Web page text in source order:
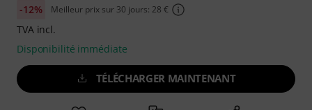
-12% Meilleur prix sur 30 jours: 28 €
TVA incl.
Disponibilité immédiate
TÉLÉCHARGER MAINTENANT